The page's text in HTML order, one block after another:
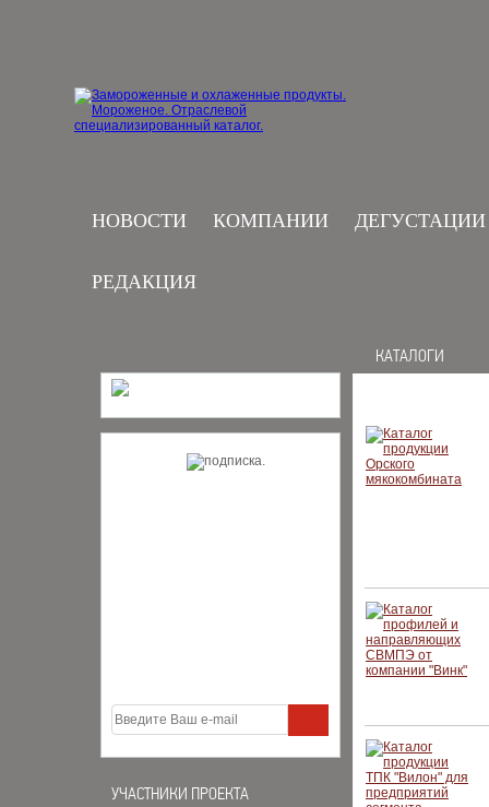
НОВОСТИ КОМПАНИИ ДЕГУСТАЦИИ
РЕДАКЦИЯ
УЧАСТНИКИ ПРОЕКТА
КАТАЛОГИ